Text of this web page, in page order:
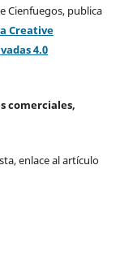
Cienfuegos, publica
Creative
4.0
comerciales,
enlace al artículo